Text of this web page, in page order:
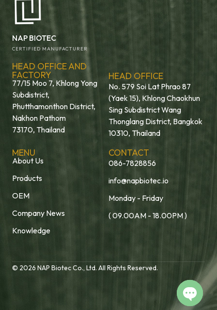
NAP BIOTEC
CERTIFIED MANUFACTURER
HEAD OFFICE AND
FACTORY
77/15 Moo 7, Khlong Yong
Subdistrict,
Phutthamonthon District,
Nakhon Pathom
73170, Thailand
HEAD OFFICE
No. 579 Soi Lat Phrao 87
(Yaek 15), Khlong Chaokhun
Sing Subdistrict Wang
Thonglang District, Bangkok
10310, Thailand
MENU
About Us
Products
OEM
Company News
Knowledge
CONTACT
086-7828856
info@napbiotec.io
Monday - Friday
( 09.00AM - 18.00PM )
© 2026 NAP Biotec Co., Ltd. All Rights Reserved.